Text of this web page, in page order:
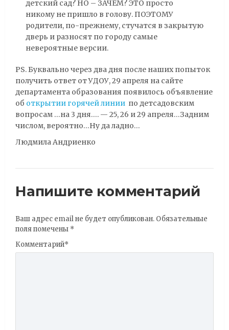
детский сад? НО – ЗАЧЕМ? ЭТО просто
никому не пришло в голову. ПОЭТОМУ
родители, по-прежнему, стучатся в закрытую
дверь и разносят по городу самые
невероятные версии.
PS. Буквально через два дня после наших попыток
получить ответ от УДОУ, 29 апреля на сайте
департамента образования появилось объявление
об открытии горячей линии по детсадовским
вопросам …на 3 дня…. — 25, 26 и 29 апреля…Задним
числом, вероятно…Ну да ладно…
Людмила Андриенко
Напишите комментарий
Ваш адрес email не будет опубликован. Обязательные
поля помечены *
Комментарий*